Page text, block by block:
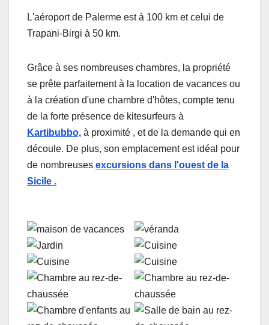
L'aéroport de Palerme est à 100 km et celui de
Trapani-Birgi à 50 km.
Grâce à ses nombreuses chambres, la propriété
se prête parfaitement à la location de vacances ou
à la création d'une chambre d'hôtes, compte tenu
de la forte présence de kitesurfeurs à
Kartibubbo, à proximité , et de la demande qui en
découle. De plus, son emplacement est idéal pour
de nombreuses excursions dans l'ouest de la
Sicile .